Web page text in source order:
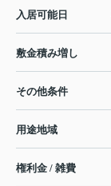
入居可能日
敷金積み増し
その他条件
用途地域
権利金 / 雑費